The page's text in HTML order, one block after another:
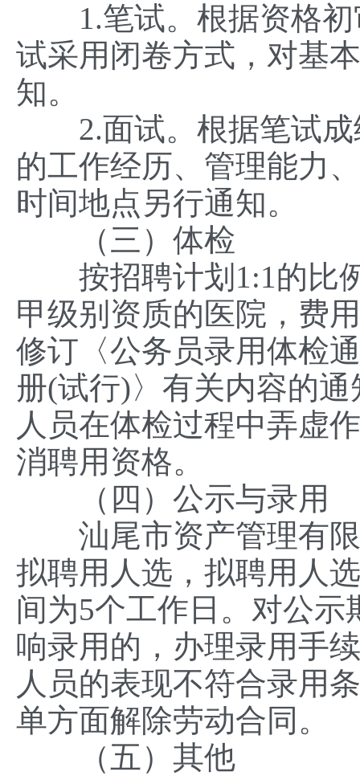
1.笔试。根据资格初
试采用闭卷方式，对基
知。
2.面试。根据笔试成
的工作经历、管理能力
时间地点另行通知。
（三）体检
按招聘计划1:1的比例
甲级别资质的医院，费
修订〈公务员录用体检
册(试行)〉有关内容的
人员在体检过程中弄虚
消聘用资格。
（四）公示与录用
汕尾市资产管理有限
拟聘用人选，拟聘用人
间为5个工作日。对公
响录用的，办理录用手
人员的表现不符合录用
单方面解除劳动合同。
（五）其他